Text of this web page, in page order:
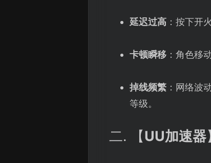
延迟过高：按下开
卡顿瞬移：角色移
掉线频繁：网络波
等级。
二. 【UU加速器